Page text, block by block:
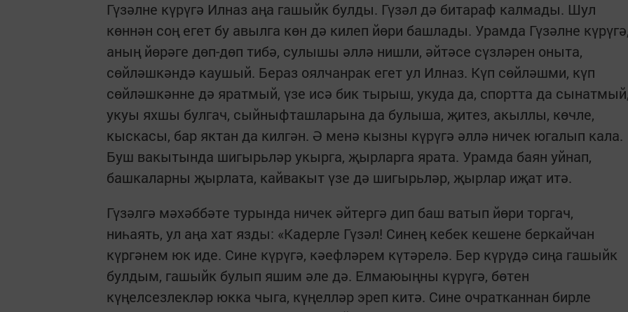
Гүзәлне күрүгә Илназ аңа гашыйк булды. Гүзәл дә битараф калмады. Шул
көннән соң егет бу авылга көн дә килеп йөри башлады. Урамда Гүзәлне
аның йөрәге дөп-дөп тибә, сулышы әллә нишли, әйтәсе сүзләрен оныта,
сөйләшкәндә каушый. Бераз оялчанрак егет ул Илназ. Күп сөйләшми, күп
сөйләшкәнне дә яратмый, үзе исә бик тырыш, укуда да, спортта да
укуы яхшы булгач, сыйныфташларына да булыша, җитез, акыллы, көчле,
кыскасы, бар яктан да килгән. Ә менә кызны күрүгә әллә ничек югалып кала.
Буш вакытында шигырьләр укырга, җырларга ярата. Урамда баян уйнап,
башкаларны җырлата, кайвакыт үзе дә шигырьләр, җырлар иҗат итә.
Гүзәлгә мәхәббәте турында ничек әйтергә дип баш ватып йөри торгач,
ниһаять, ул аңа хат язды: «Кадерле Гүзәл! Синең кебек кешене беркайчан
күргәнем юк иде. Сине күрүгә, кәефләрем күтәрелә. Бер күрүдә сиңа гашыйк
булдым, гашыйк булып яшим әле дә. Елмаюыңны күрүгә, бөтен
күңелсезлекләр юкка чыга, күңелләр эреп китә. Сине очратканнан бирле